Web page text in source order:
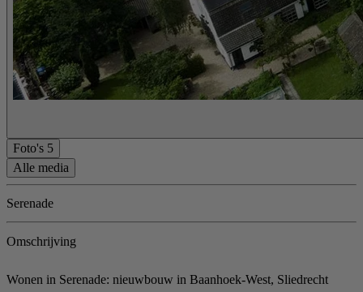
Foto's 5
Alle media
Serenade
Omschrijving
Wonen in Serenade: nieuwbouw in Baanhoek-West, Sliedrecht